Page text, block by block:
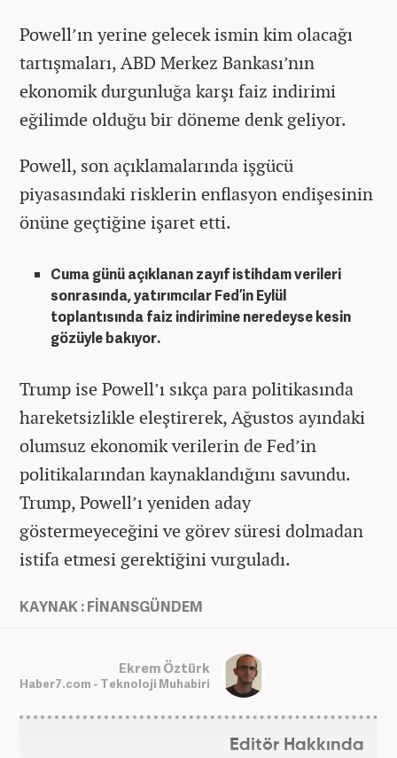
Powell’ın yerine gelecek ismin kim olacağı
tartışmaları, ABD Merkez Bankası’nın
ekonomik durgunluğa karşı faiz indirimi
eğilimde olduğu bir döneme denk geliyor.
Powell, son açıklamalarında işgücü
piyasasındaki risklerin enflasyon endişesinin
önüne geçtiğine işaret etti.
Cuma günü açıklanan zayıf istihdam verileri
sonrasında, yatırımcılar Fed’in Eylül
toplantısında faiz indirimine neredeyse kesin
gözüyle bakıyor.
Trump ise Powell’ı sıkça para politikasında
hareketsizlikle eleştirerek, Ağustos ayındaki
olumsuz ekonomik verilerin de Fed’in
politikalarından kaynaklandığını savundu.
Trump, Powell’ı yeniden aday
göstermeyeceğini ve görev süresi dolmadan
istifa etmesi gerektiğini vurguladı.
KAYNAK : FİNANSGÜNDEM
Ekrem Öztürk
Haber7.com - Teknoloji Muhabiri
Editör Hakkında